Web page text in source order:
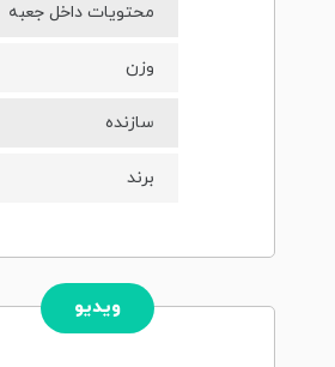
محتویات داخل جعبه
وزن
سازنده
برند
ویدیو